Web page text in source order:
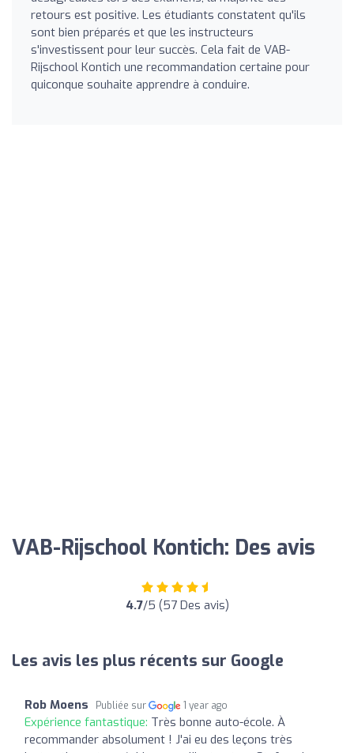
retours est positive. Les étudiants constatent qu'ils
sont bien préparés et que les instructeurs
s'investissent pour leur succès. Cela fait de VAB-
Rijschool Kontich une recommandation certaine pour
quiconque souhaite apprendre à conduire.
VAB-Rijschool Kontich: Des avis
4.7/5 (57 Des avis)
Les avis les plus récents sur Google
Rob Moens Publiée sur 1 year ago
Expérience fantastique: Très bonne auto-école. À
recommander absolument ! J'ai eu des leçons très